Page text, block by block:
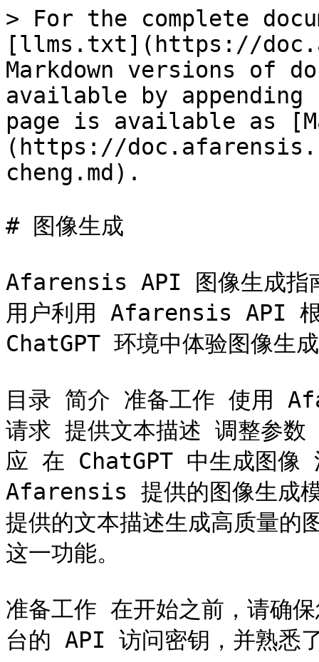
> For the complete
[llms.txt](https://
Markdown versions of
available by
page is available as
(https://
cheng.md).
# 图像生成
Afarensis API 图像生成指
用户利用 Afarensis API 根
ChatGPT 环境中体验图像生
目录 简介 准备工作 使用
请求 提供文本描述 调整参
应 在 ChatGPT 中生成图像
Afarensis 提供的图像生成模
提供的文本描述生成高质量的
这一功能。
准备工作 在开始之前，请
台的 API 访问密钥，并熟悉